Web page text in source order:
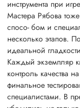
инструмента при
Мастера Рябова
спосо- бом и
несколько этапов.
идеальной
Каждый экземпляр
контроль качества
финальное
специалистами. В